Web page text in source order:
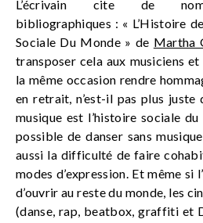
L’écrivain cite de
bibliographiques : « L’Histoire
Sociale Du Monde » de Martha
transposer cela aux musiciens
la même occasion rendre
en retrait, n’est-il pas plus juste
musique est l’histoire sociale
possible de danser sans
aussi la difficulté de faire
modes d’expression. Et même si
d’ouvrir au reste du monde, les
(danse, rap, beatbox, graffiti et